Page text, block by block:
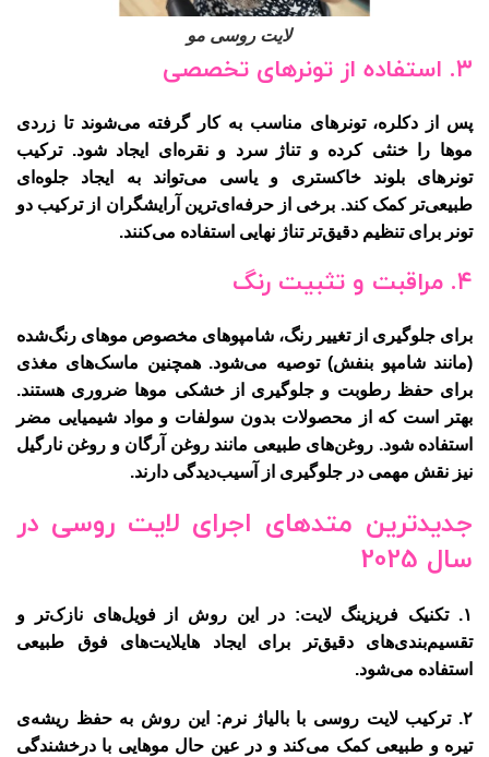
لایت روسی مو
۳. استفاده از تونرهای تخصصی
پس از دکلره، تونرهای مناسب به کار گرفته می‌شوند تا زردی
موها را خنثی کرده و تناژ سرد و نقره‌ای ایجاد شود. ترکیب
تونرهای بلوند خاکستری و یاسی می‌تواند به ایجاد جلوه‌ای
طبیعی‌تر کمک کند. برخی از حرفه‌ای‌ترین آرایشگران از ترکیب دو
تونر برای تنظیم دقیق‌تر تناژ نهایی استفاده می‌کنند.
۴. مراقبت و تثبیت رنگ
برای جلوگیری از تغییر رنگ، شامپوهای مخصوص موهای رنگ‌شده
(مانند شامپو بنفش) توصیه می‌شود. همچنین ماسک‌های مغذی
برای حفظ رطوبت و جلوگیری از خشکی موها ضروری هستند.
بهتر است که از محصولات بدون سولفات و مواد شیمیایی مضر
استفاده شود. روغن‌های طبیعی مانند روغن آرگان و روغن نارگیل
نیز نقش مهمی در جلوگیری از آسیب‌دیدگی دارند.
جدیدترین متدهای اجرای لایت روسی در
سال 2025
۱. تکنیک فریزینگ لایت: در این روش از فویل‌های نازک‌تر و
تقسیم‌بندی‌های دقیق‌تر برای ایجاد هایلایت‌های فوق طبیعی
استفاده می‌شود.
۲. ترکیب لایت روسی با بالیاژ نرم: این روش به حفظ ریشه‌ی
تیره و طبیعی کمک می‌کند و در عین حال موهایی با درخشندگی